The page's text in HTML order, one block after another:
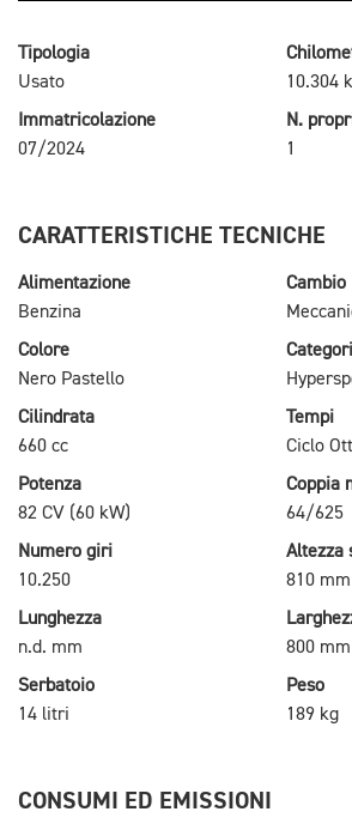
Tipologia
Usato
10.304
Immatricolazione
07/2024
N.
1
CARATTERISTICHE TECNICHE
Alimentazione
Benzina
Cambio
Colore
Nero Pastello
Cilindrata
660 cc
Tempi
Ciclo
Potenza
82 CV (60 kW)
Coppia
64/625
Numero giri
10.250
Altezza
810 mm
Lunghezza
n.d. mm
800 mm
Serbatoio
14 litri
Peso
189 kg
CONSUMI ED EMISSIONI